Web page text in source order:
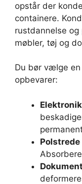
opstår der
containere.
rustdannelse
møbler, tøj og
Du bør vælge
opbevarer: